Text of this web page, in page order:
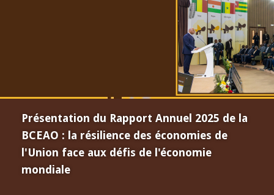
Présentation du Rapport Annuel 2025 de la
BCEAO : la résilience des économies de
l'Union face aux défis de l'économie
mondiale